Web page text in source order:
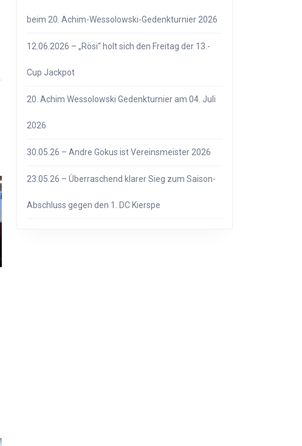
beim 20. Achim-Wessolowski-Gedenkturnier 2026
12.06.2026 – „Rösi“ holt sich den Freitag der 13.-
Cup Jackpot
20. Achim Wessolowski Gedenkturnier am 04. Juli
2026
30.05.26 – Andre Gokus ist Vereinsmeister 2026
23.05.26 – Überraschend klarer Sieg zum Saison-
Abschluss gegen den 1. DC Kierspe